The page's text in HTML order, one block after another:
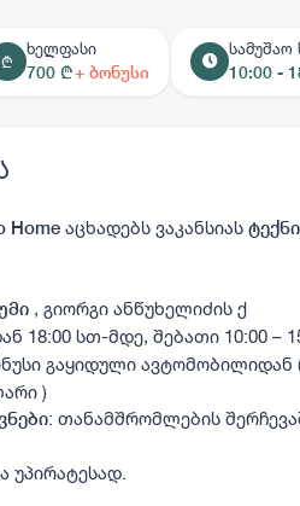
₾
ხელფასი
700 ₾+ ბონუსი
სამუშაო
10:00 -
Home აცხადებს ვაკანსიას
, გიორგი ანწუხელიძის ქ
18:00 სთ-მდე, შებათი 10:00 –
გაყიდული ავტომობილიდან
)
: თანამშრომლების
უპირატესად.